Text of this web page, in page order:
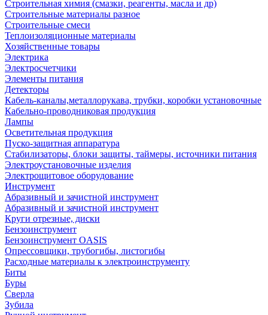
Строительная химия (смазки, реагенты, масла и др)
Строительные материалы разное
Строительные смеси
Теплоизоляционные материалы
Хозяйственные товары
Электрика
Электросчетчики
Элементы питания
Детекторы
Кабель-каналы,металлорукава, трубки, коробки установочные
Кабельно-проводниковая продукция
Лампы
Осветительная продукция
Пуско-защитная аппаратура
Стабилизаторы, блоки защиты, таймеры, источники питания
Электроустановочные изделия
Электрощитовое оборудование
Инструмент
Абразивный и зачистной инструмент
Абразивный и зачистной инструмент
Круги отрезные, диски
Бензоинструмент
Бензоинструмент OASIS
Опрессовщики, трубогибы, листогибы
Расходные материалы к электроинструменту
Биты
Буры
Сверла
Зубила